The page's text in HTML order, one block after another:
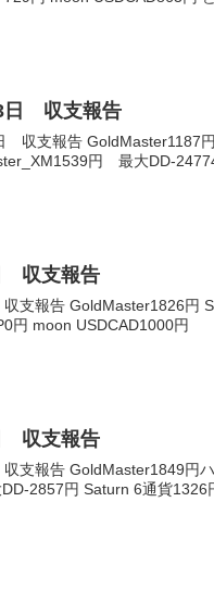
日 収支報告
収支報告 GoldMaster1187
円 最大DD-
収支報告
支報告 GoldMaster1826円
円 moon USDCAD1000円
収支報告
支報告 GoldMaster1849円
2857円 Saturn 6通貨1326